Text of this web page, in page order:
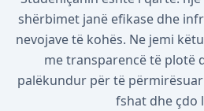
shërbimet janë efikase dhe
nevojave të kohës. Ne jemi
me transparencë të plotë
palëkundur për të
fshat dhe çdo